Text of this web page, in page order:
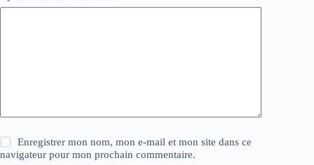
Enregistrer mon nom, mon e-mail et mon site dans ce
navigateur pour mon prochain commentaire.